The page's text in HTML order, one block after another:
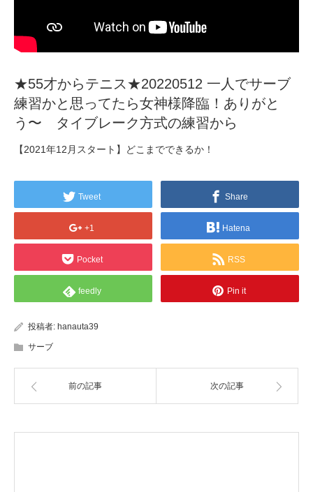
★55才からテニス★20220512 一人でサーブ
練習かと思ってたら女神様降臨！ありがと
う〜 タイブレーク方式の練習から
【2021年12月スタート】どこまでできるか！
Tweet Share
+1 Hatena
Pocket RSS
feedly Pin it
投稿者: hanauta39
サーブ
前の記事 次の記事